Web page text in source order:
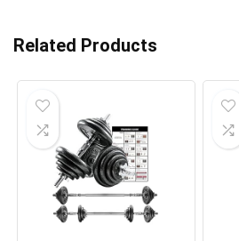
Related Products